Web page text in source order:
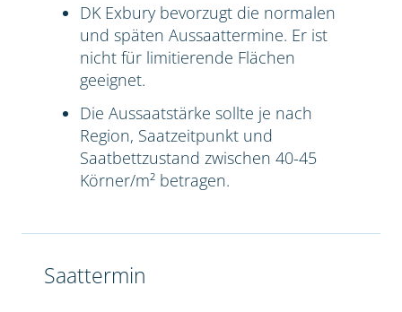
DK Exbury bevorzugt die normalen
und späten Aussaattermine. Er ist
nicht für limitierende Flächen
geeignet.
Die Aussaatstärke sollte je nach
Region, Saatzeitpunkt und
Saatbettzustand zwischen 40-45
Körner/m² betragen.
Saattermin